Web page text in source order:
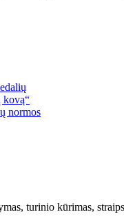
kovą“
normos
turinio kūrimas,